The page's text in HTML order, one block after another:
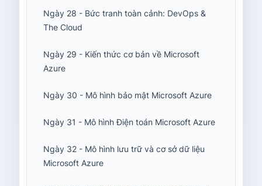
Ngày 28 - Bức tranh toàn cảnh: DevOps &
The Cloud
Ngày 29 - Kiến thức cơ bản về Microsoft
Azure
Ngày 30 - Mô hình bảo mật Microsoft Azure
Ngày 31 - Mô hình Điện toán Microsoft Azure
Ngày 32 - Mô hình lưu trữ và cơ sở dữ liệu
Microsoft Azure